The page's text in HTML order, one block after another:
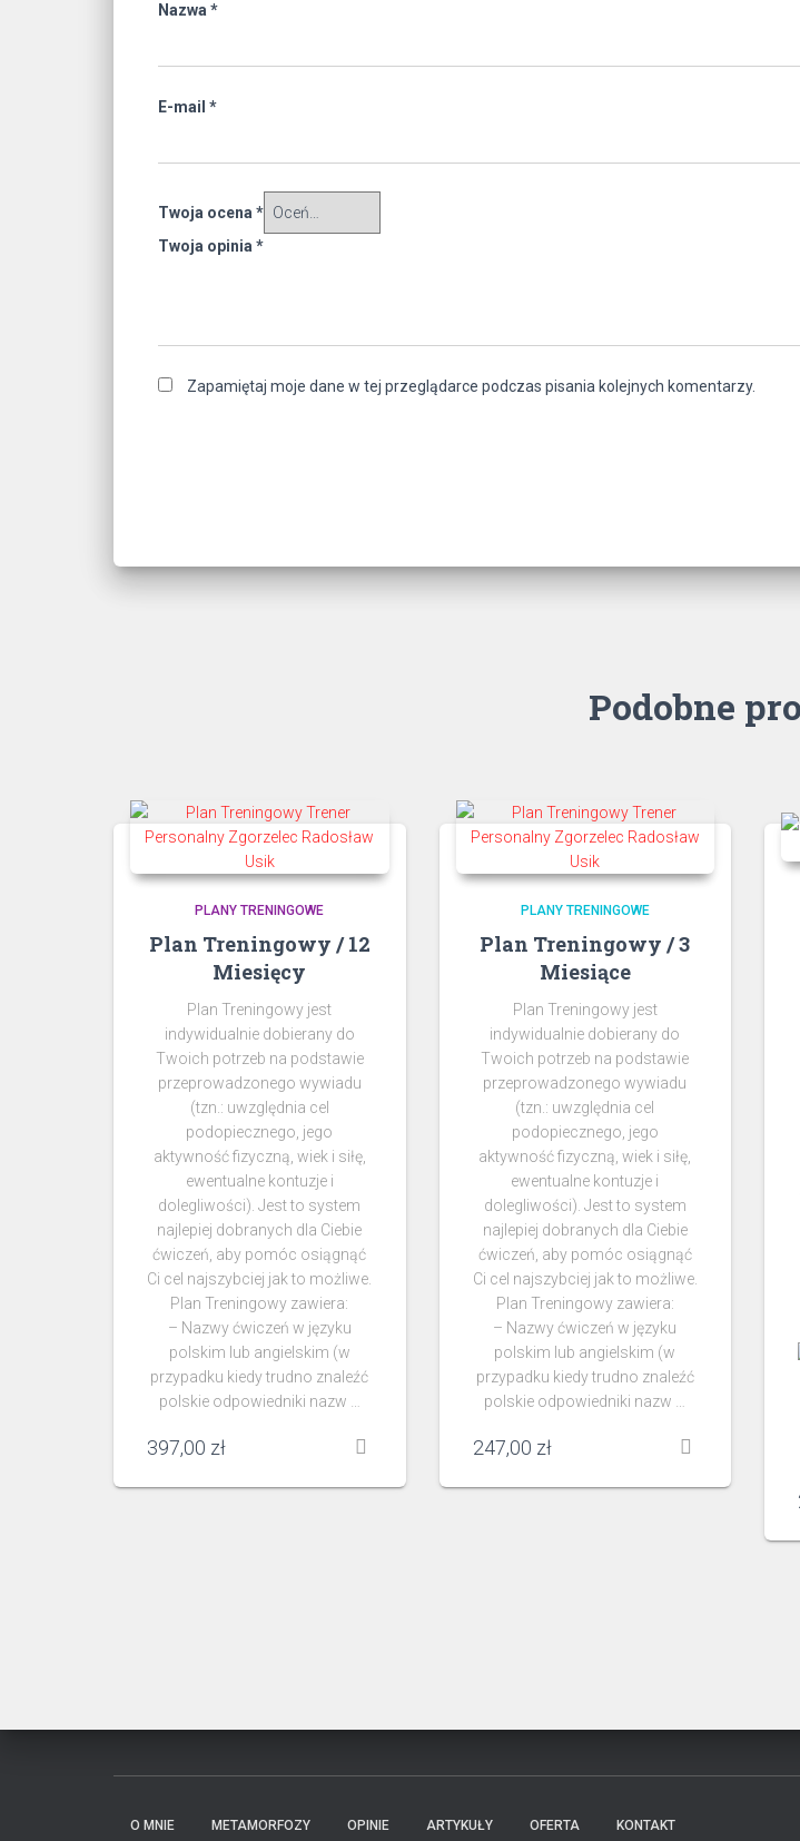
Nazwa *
E-mail *
Twoja ocena *
Twoja opinia *
Zapamiętaj moje dane w tej przeglądarce podczas pisania kolejnych komentarzy.
Podobne
PLANY TRENINGOWE
Plan Treningowy / 12
Miesięcy
Plan Treningowy jest
indywidualnie dobierany do
Twoich potrzeb na podstawie
przeprowadzonego wywiadu
(tzn.: uwzględnia cel
podopiecznego, jego
aktywność fizyczną, wiek i siłę,
ewentualne kontuzje i
dolegliwości). Jest to system
najlepiej dobranych dla Ciebie
ćwiczeń, aby pomóc osiągnąć
Ci cel najszybciej jak to możliwe.
Plan Treningowy zawiera:
– Nazwy ćwiczeń w języku
polskim lub angielskim (w
przypadku kiedy trudno znaleźć
polskie odpowiedniki nazw …
397,00 zł
PLANY TRENINGOWE
Plan Treningowy / 3
Miesiące
Plan Treningowy jest
indywidualnie dobierany do
Twoich potrzeb na podstawie
przeprowadzonego wywiadu
(tzn.: uwzględnia cel
podopiecznego, jego
aktywność fizyczną, wiek i siłę,
ewentualne kontuzje i
dolegliwości). Jest to system
najlepiej dobranych dla Ciebie
ćwiczeń, aby pomóc osiągnąć
Ci cel najszybciej jak to możliwe.
Plan Treningowy zawiera:
– Nazwy ćwiczeń w języku
polskim lub angielskim (w
przypadku kiedy trudno znaleźć
polskie odpowiedniki nazw …
247,00 zł
O MNIE METAMORFOZY OPINIE ARTYKUŁY OFERTA KONTAKT